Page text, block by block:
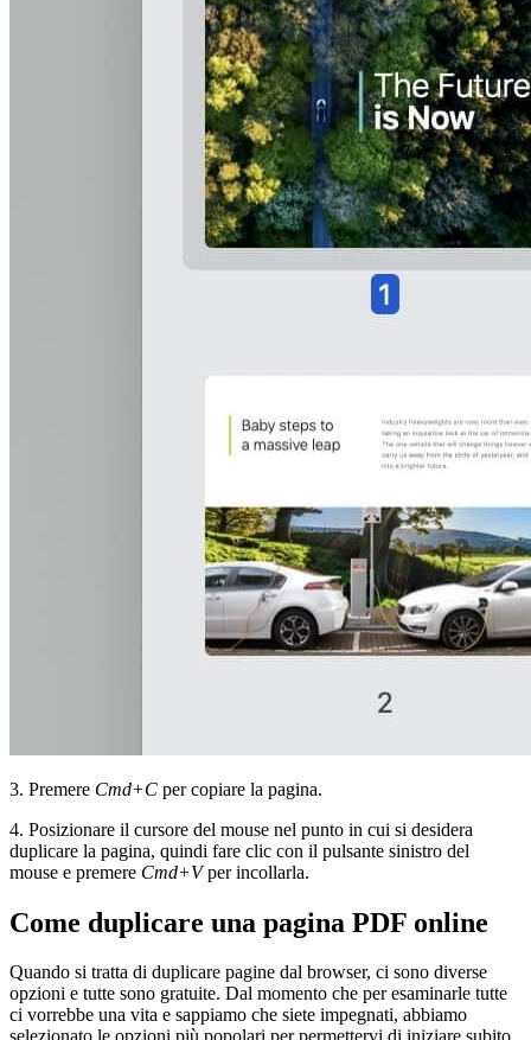
3. Premere Cmd+C per copiare la pagina.
4. Posizionare il cursore del mouse nel punto in cui si desidera
duplicare la pagina, quindi fare clic con il pulsante sinistro del
mouse e premere Cmd+Vper incollarla.
Come duplicare una pagina PDF online
Quando si tratta di duplicare pagine dal browser, ci sono diverse
opzioni e tutte sono gratuite. Dal momento che per esaminarle tutte
ci vorrebbe una vita e sappiamo che siete impegnati, abbiamo